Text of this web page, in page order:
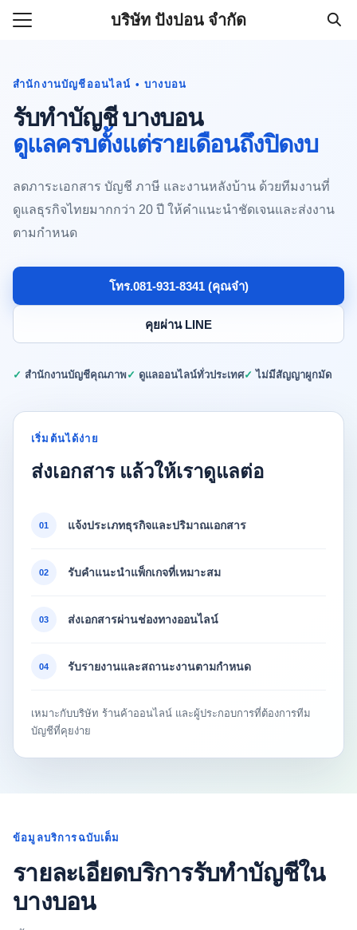
บริษัท ปังปอน จำกัด
บทำบัญชีบริษัทราคาถูก 500
นออนไลน์ (081-931-8341)
สำนักงานบัญชีออนไลน์ • บางบอน
รับทำบัญชี บางบอน
ดูแลครบตั้งแต่รายเดือนถึงปิดงบ
ลดภาระเอกสาร บัญชี ภาษี และงานหลังบ้าน ด้วยทีมงานที่
ดูแลธุรกิจไทยมากกว่า 20 ปี ให้คำแนะนำชัดเจนและส่งงาน
ตามกำหนด
โทร.081-931-8341 (คุณจ๋า)
คุยผ่าน LINE
✓ สำนักงานบัญชีคุณภาพ ✓ ดูแลออนไลน์ทั่วประเทศ ✓ ไม่มีสัญญาผูกมัด
เริ่มต้นได้ง่าย
ส่งเอกสาร แล้วให้เราดูแลต่อ
01 แจ้งประเภทธุรกิจและปริมาณเอกสาร
02 รับคำแนะนำแพ็กเกจที่เหมาะสม
03 ส่งเอกสารผ่านช่องทางออนไลน์
04 รับรายงานและสถานะงานตามกำหนด
เหมาะกับบริษัท ร้านค้าออนไลน์ และผู้ประกอบการที่ต้องการทีม
บัญชีที่คุยง่าย
ข้อมูลบริการฉบับเต็ม
รายละเอียดบริการรับทำบัญชีใน
บางบอน